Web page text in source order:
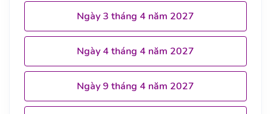
Ngày 3 tháng 4 năm 2027
Ngày 4 tháng 4 năm 2027
Ngày 9 tháng 4 năm 2027